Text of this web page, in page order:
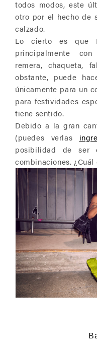
todos modos, este
otro por el hecho de
calzado.
Lo cierto es que
principalmente
remera, chaqueta,
obstante, puede
únicamente para un
para festividades
tiene sentido.
Debido a la gran
(puedes verlas
posibilidad de ser
combinaciones.